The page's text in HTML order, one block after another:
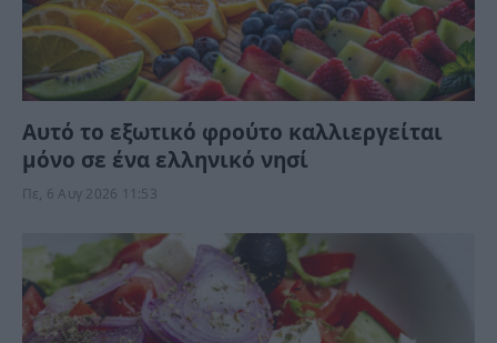
Αυτό το εξωτικό φρούτο καλλιεργείται
μόνο σε ένα ελληνικό νησί
Πε, 6 Αυγ 2026 11:53